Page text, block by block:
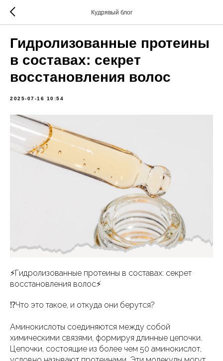
Кудрявый блог
Гидролизованные протеины
в составах: секрет
восстановления волос
2025-07-16 10:54
⚡️Гидролизованные протеины в составах: секрет
восстановления волос⚡️
⁉️Что это такое, и откуда они берутся?
Аминокислоты соединяются между собой
химическими связями, формируя длинные цепочки.
Цепочки, состоящие из более чем 50 аминокислот,